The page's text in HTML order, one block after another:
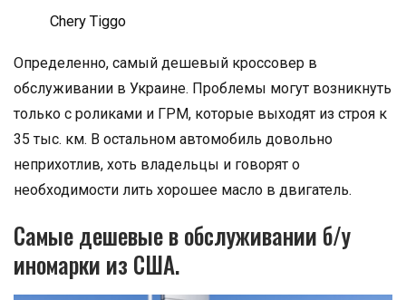
Chery Tiggo
Определенно, самый дешевый кроссовер в
обслуживании в Украине. Проблемы могут возникнуть
только с роликами и ГРМ, которые выходят из строя к
35 тыс. км. В остальном автомобиль довольно
неприхотлив, хоть владельцы и говорят о
необходимости лить хорошее масло в двигатель.
Самые дешевые в обслуживании б/у
иномарки из США.